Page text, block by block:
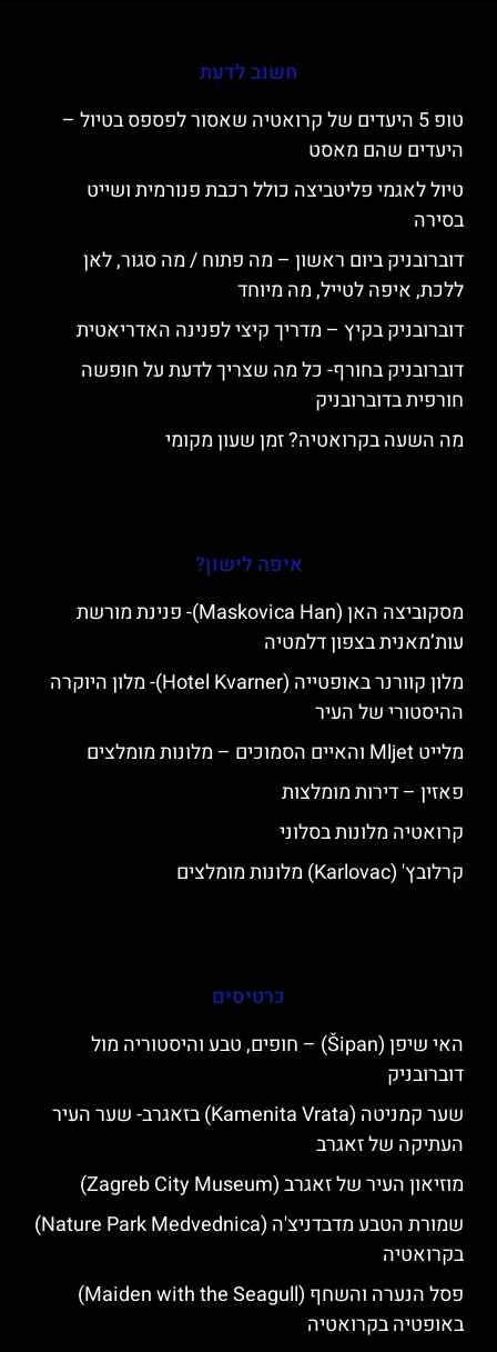
חשוב לדעת
טופ 5 היעדים של קרואטיה שאסור לפספס בטיול –
היעדים שהם מאסט
טיול לאגמי פליטביצה כולל רכבת פנורמית ושייט
בסירה
דוברובניק ביום ראשון – מה פתוח / מה סגור, לאן
ללכת, איפה לטייל, מה מיוחד
דוברובניק בקיץ – מדריך קיצי לפנינה האדריאטית
דוברובניק בחורף- כל מה שצריך לדעת על חופשה
חורפית בדוברובניק
מה השעה בקרואטיה? זמן שעון מקומי
איפה לישון?
מסקוביצה האן (Maskovica Han)- פנינת מורשת
עות’מאנית בצפון דלמטיה
מלון קוורנר באופטייה (Hotel Kvarner)- מלון היוקרה
ההיסטורי של העיר
מלייט Mljet והאיים הסמוכים – מלונות מומלצים
פאזין – דירות מומלצות
קרואטיה מלונות בסלוני
קרלובץ' (Karlovac) מלונות מומלצים
כרטיסים
האי שיפן (Šipan) – חופים, טבע והיסטוריה מול
דוברובניק
שער קמניטה (Kamenita Vrata) בזאגרב- שער העיר
העתיקה של זאגרב
מוזיאון העיר של זאגרב (Zagreb City Museum)
שמורת הטבע מדבדניצ'ה (Nature Park Medvednica)
בקרואטיה
פסל הנערה והשחף (Maiden with the Seagull)
באופטיה בקרואטיה